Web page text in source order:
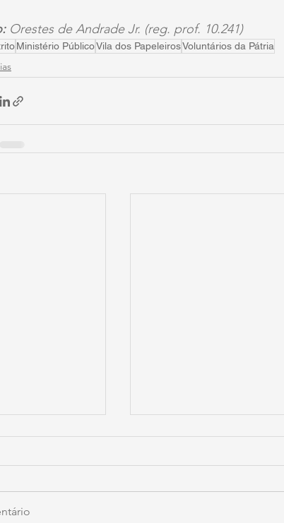
Orestes de Andrade Jr. (reg. prof. 10.241)
Ministério PúblicoVila dos PapeleirosVoluntários da Pátria